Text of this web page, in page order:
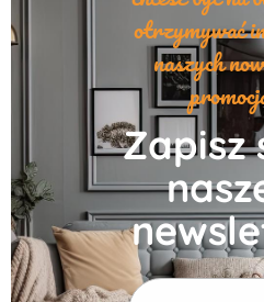
otrzymywać
naszych
Zapisz